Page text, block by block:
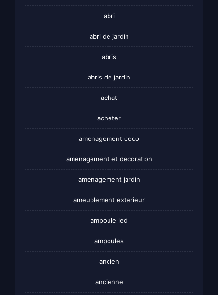
abri
abri de jardin
abris
abris de jardin
achat
acheter
amenagement deco
amenagement et decoration
amenagement jardin
ameublement exterieur
ampoule led
ampoules
ancien
ancienne